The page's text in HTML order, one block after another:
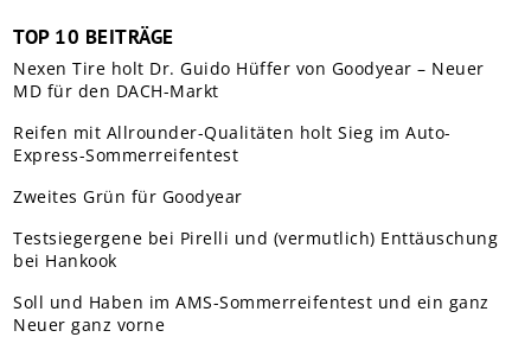
TOP 10 BEITRÄGE
Nexen Tire holt Dr. Guido Hüffer von Goodyear – Neuer
MD für den DACH-Markt
Reifen mit Allrounder-Qualitäten holt Sieg im Auto-
Express-Sommerreifentest
Zweites Grün für Goodyear
Testsiegergene bei Pirelli und (vermutlich) Enttäuschung
bei Hankook
Soll und Haben im AMS-Sommerreifentest und ein ganz
Neuer ganz vorne